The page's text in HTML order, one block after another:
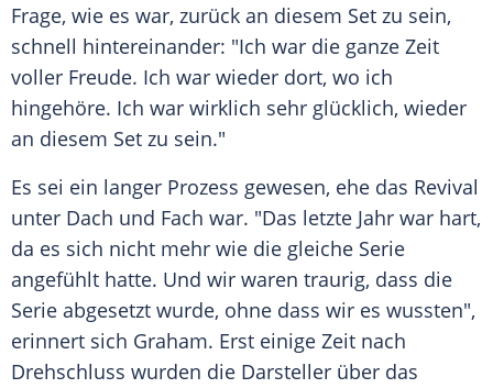
Frage, wie es war, zurück an diesem Set zu sein,
schnell hintereinander: "Ich war die ganze Zeit
voller Freude. Ich war wieder dort, wo ich
hingehöre. Ich war wirklich sehr glücklich, wieder
an diesem Set zu sein."
Es sei ein langer Prozess gewesen, ehe das Revival
unter Dach und Fach war. "Das letzte Jahr war hart,
da es sich nicht mehr wie die gleiche Serie
angefühlt hatte. Und wir waren traurig, dass die
Serie abgesetzt wurde, ohne dass wir es wussten",
erinnert sich Graham. Erst einige Zeit nach
Drehschluss wurden die Darsteller über das